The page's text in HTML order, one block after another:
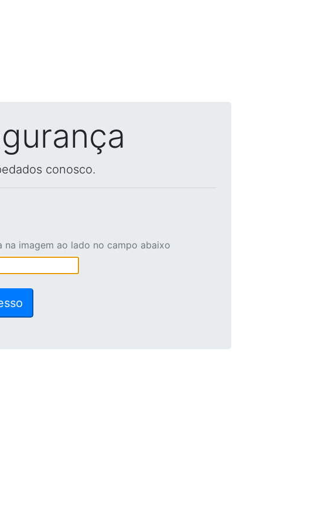
conosco.
na imagem ao lado no campo abaixo